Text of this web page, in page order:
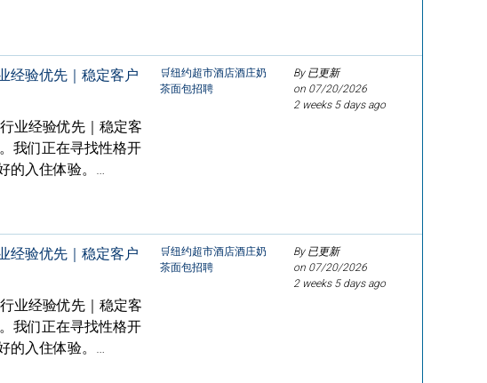
经验优先｜稳定客户
业经验优先｜稳定客
我们正在寻找性格开
的入住体验。…
🛒纽约超市酒店酒庄奶
茶面包招聘
By 已更新
on 07/20/2026
2 weeks 5 days ago
经验优先｜稳定客户
业经验优先｜稳定客
我们正在寻找性格开
的入住体验。…
🛒纽约超市酒店酒庄奶
茶面包招聘
By 已更新
on 07/20/2026
2 weeks 5 days ago